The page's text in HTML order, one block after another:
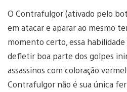
O Contrafulgor (ativado pelo
em atacar e aparar ao mesmo
momento certo, essa habilidade
defletir boa parte dos golpes
assassinos com coloração
Contrafulgor não é sua única